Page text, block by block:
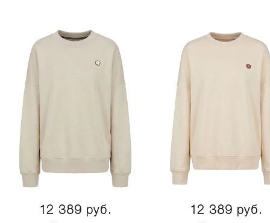
12 389 руб.
12 389 руб.